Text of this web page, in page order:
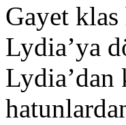
Gayet
Lydia’ya
Lydia’dan